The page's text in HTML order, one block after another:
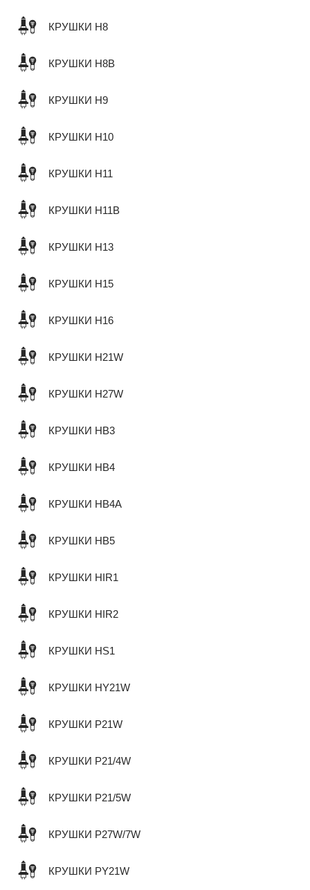
КРУШКИ H8
КРУШКИ H8B
КРУШКИ H9
КРУШКИ H10
КРУШКИ H11
КРУШКИ H11B
КРУШКИ H13
КРУШКИ H15
КРУШКИ H16
КРУШКИ H21W
КРУШКИ H27W
КРУШКИ HB3
КРУШКИ HB4
КРУШКИ HB4A
КРУШКИ HB5
КРУШКИ HIR1
КРУШКИ HIR2
КРУШКИ HS1
КРУШКИ HY21W
КРУШКИ P21W
КРУШКИ P21/4W
КРУШКИ P21/5W
КРУШКИ P27W/7W
КРУШКИ PY21W